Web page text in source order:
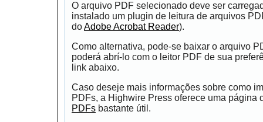
O arquivo PDF selecionado deve ser
instalado um plugin de leitura de arquivos
doAdobe Acrobat Reader).
Como alternativa, pode-se baixar o arquivo
poderá abrí-lo com o leitor PDF de sua
link abaixo.
Caso deseje mais informações sobre como
PDFs, a Highwire Press oferece uma página
PDFs bastante útil.